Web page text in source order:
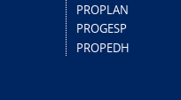
PROPLAN
PROGESP
PROPEDH